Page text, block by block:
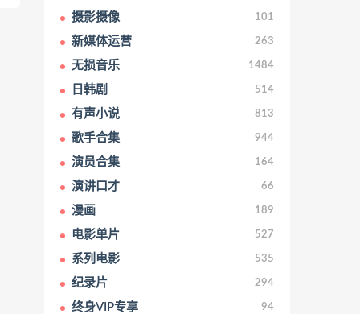
摄影摄像 101
新媒体运营 263
无损音乐 1484
日韩剧 514
有声小说 813
歌手合集 944
演员合集 164
演讲口才 66
漫画 189
电影单片 527
系列电影 535
纪录片 294
终身VIP专享 94